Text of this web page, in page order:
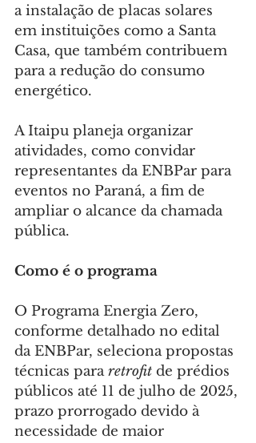
a instalação de placas solares
em instituições como a Santa
Casa, que também contribuem
para a redução do consumo
energético.
A Itaipu planeja organizar
atividades, como convidar
representantes da ENBPar para
eventos no Paraná, a fim de
ampliar o alcance da chamada
pública.
Como é o programa
O Programa Energia Zero,
conforme detalhado no edital
da ENBPar, seleciona propostas
técnicas para retrofit de prédios
públicos até 11 de julho de 2025,
prazo prorrogado devido à
necessidade de maior